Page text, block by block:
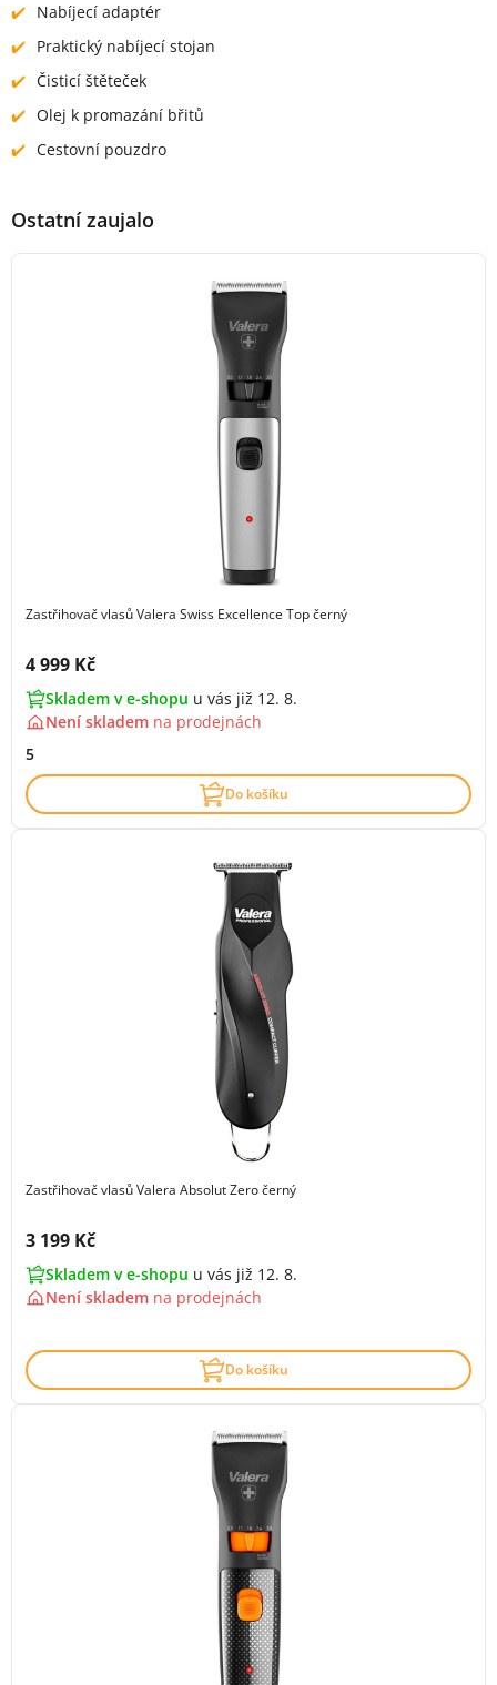
Nabíjecí adaptér
Praktický nabíjecí stojan
Čisticí štěteček
Olej k promazání břitů
Cestovní pouzdro
Ostatní zaujalo
Zastřihovač vlasů Valera Swiss Excellence Top černý
Cena s DPH:
4 999 Kč
Skladem v e-shopu u vás již 12. 8.
Není skladem na prodejnách
5
Do košíku
Zastřihovač vlasů Valera Absolut Zero černý
Cena s DPH:
3 199 Kč
Skladem v e-shopu u vás již 12. 8.
Není skladem na prodejnách
Do košíku